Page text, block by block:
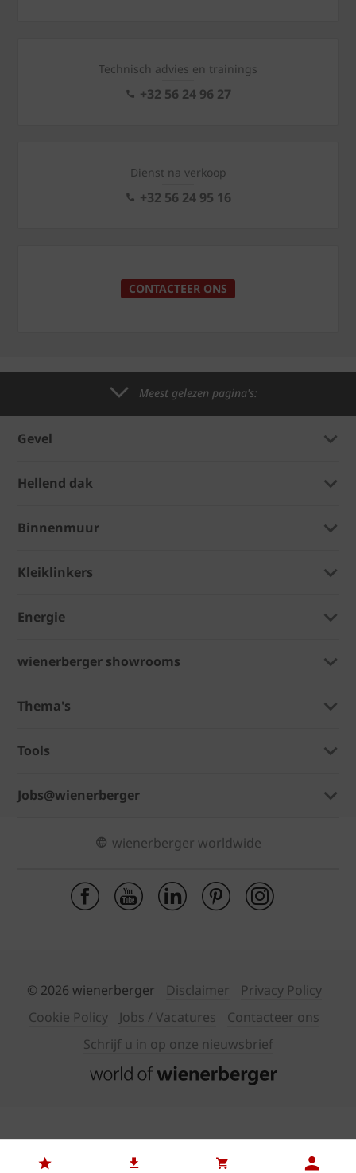
Technisch advies en trainings
+32 56 24 96 27
Dienst na verkoop
+32 56 24 95 16
CONTACTEER ONS
Meest gelezen pagina's:
Gevel
Hellend dak
Binnenmuur
Kleiklinkers
Energie
wienerberger showrooms
Thema's
Tools
Jobs@wienerberger
wienerberger worldwide
© 2026 wienerberger Disclaimer
Privacy Policy
Cookie Policy
Jobs / Vacatures
Contacteer ons
Schrijf u in op onze nieuwsbrief